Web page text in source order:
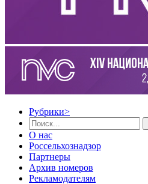
Рубрики>
О нас
Россельхознадзор
Партнеры
Архив номеров
Рекламодателям